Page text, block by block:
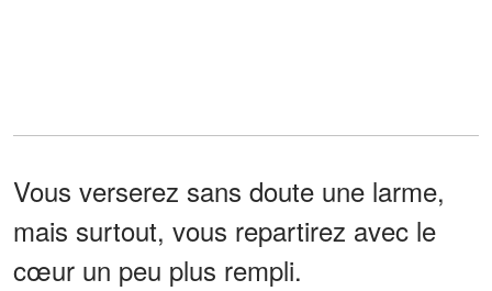
Vous verserez sans doute une larme,
mais surtout, vous repartirez avec le
cœur un peu plus rempli.